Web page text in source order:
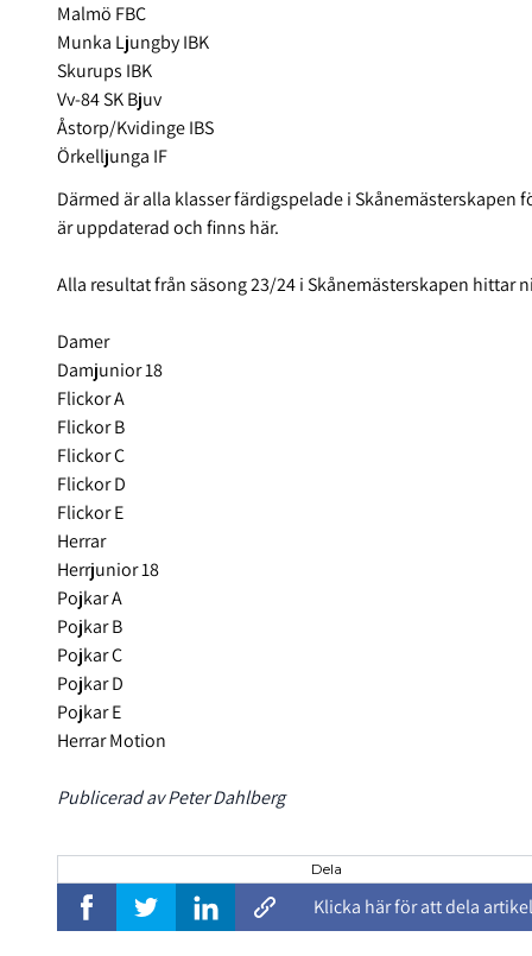
Malmö FBC
Munka Ljungby IBK
Skurups IBK
Vv-84 SK Bjuv
Åstorp/Kvidinge IBS
Örkelljunga IF
Därmed är alla klasser färdigspelade i
är uppdaterad och finns här.
Alla resultat från säsong 23/24 i Skånemästerskapen hittar
Damer
Damjunior 18
Flickor A
Flickor B
Flickor C
Flickor D
Flickor E
Herrar
Herrjunior 18
Pojkar A
Pojkar B
Pojkar C
Pojkar D
Pojkar E
Herrar Motion
Publicerad av Peter Dahlberg
Dela
Klicka här för att dela